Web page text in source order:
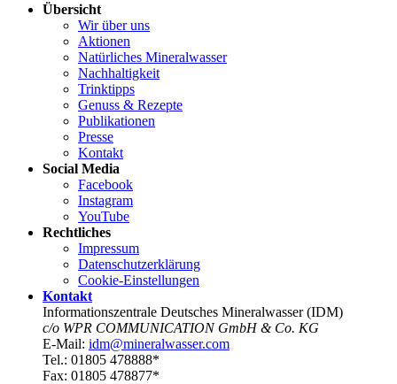
Übersicht
Wir über uns
Aktionen
Natürliches Mineralwasser
Nachhaltigkeit
Trinktipps
Genuss & Rezepte
Publikationen
Presse
Kontakt
Social Media
Facebook
Instagram
YouTube
Rechtliches
Impressum
Datenschutz­erklärung
Cookie-Einstellungen
Kontakt
Informationszentrale Deutsches Mineralwasser (IDM)
c/o WPR COMMUNICATION GmbH & Co. KG
E-Mail: idm@mineralwasser.com
Tel.: 01805 478888*
Fax: 01805 478877*